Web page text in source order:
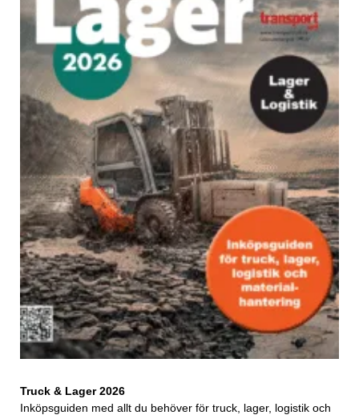
Truck & Lager 2026
Inköpsguiden med allt du behöver för truck, lager, logistik och